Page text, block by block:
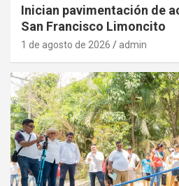
Inician pavimentación de
San Francisco Limoncito
1 de agosto de 2026 admin